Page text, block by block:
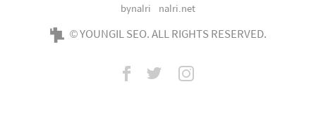
bynalri nalri.net
© YOUNGIL SEO. ALL RIGHTS RESERVED.